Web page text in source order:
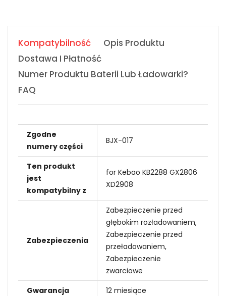
Kompatybilność
Opis Produktu
Dostawa I Płatność
Numer Produktu Baterii Lub Ładowarki?
FAQ
Zgodne
numery części
BJX-017
Ten produkt
jest
kompatybilny z
for Kebao KB2288 GX2806
XD2908
Zabezpieczenia
Zabezpieczenie przed
głębokim rozładowaniem,
Zabezpieczenie przed
przeładowaniem,
Zabezpieczenie
zwarciowe
Gwarancja
12 miesiące